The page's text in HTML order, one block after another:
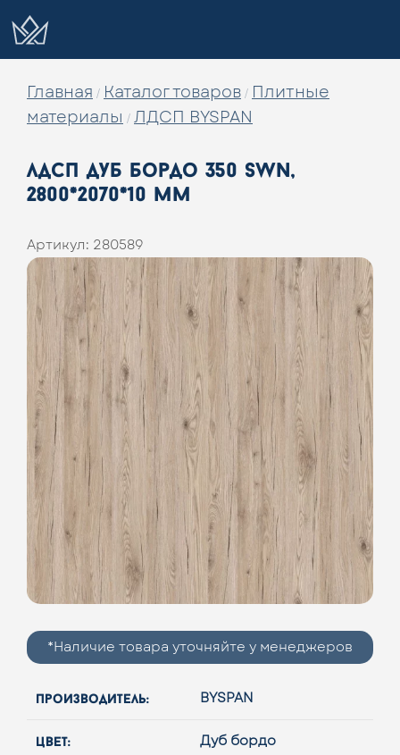
Главная / Каталог товаров /
Плитные
материалы / ЛДСП BYSPAN
лдсп дуб бордо 350 swn,
2800*2070*10 мм
Артикул: 280589
*Наличие товара уточняйте у менеджеров
производитель: BYSPAN
цвет: Дуб бордо